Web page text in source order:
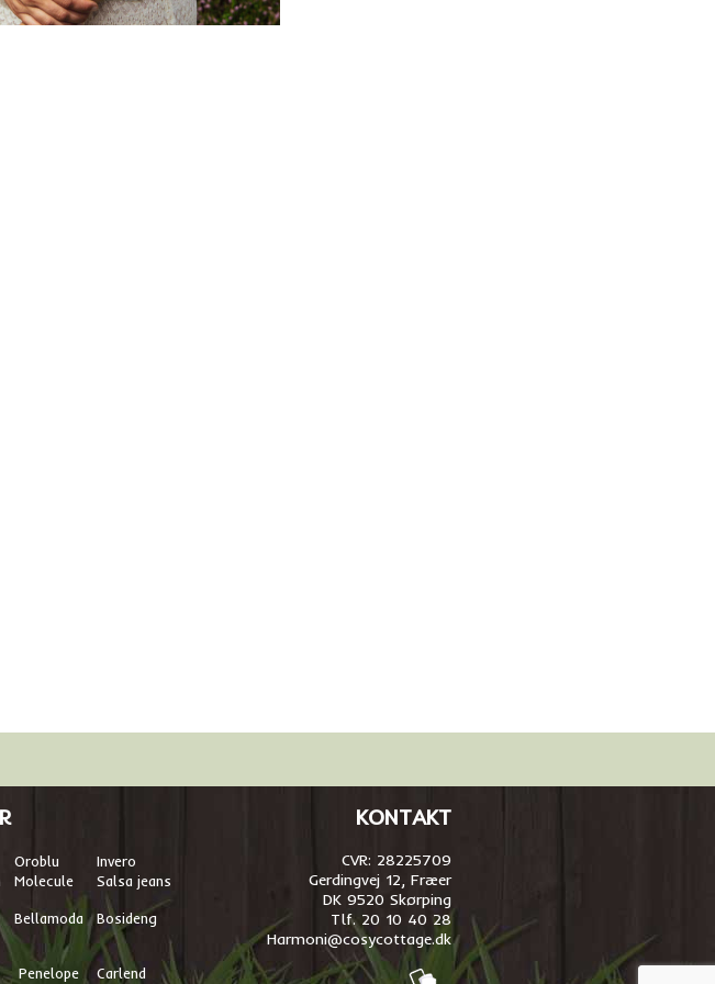
Oroblu
Invero
Molecule Salsa jeans
Bellamoda Bosideng
Penelope
Carlend
KONTAKT
CVR: 28225709
Gerdingvej 12, Fræer
DK 9520 Skørping
Tlf. 20 10 40 28
Harmoni@cosycottage.dk